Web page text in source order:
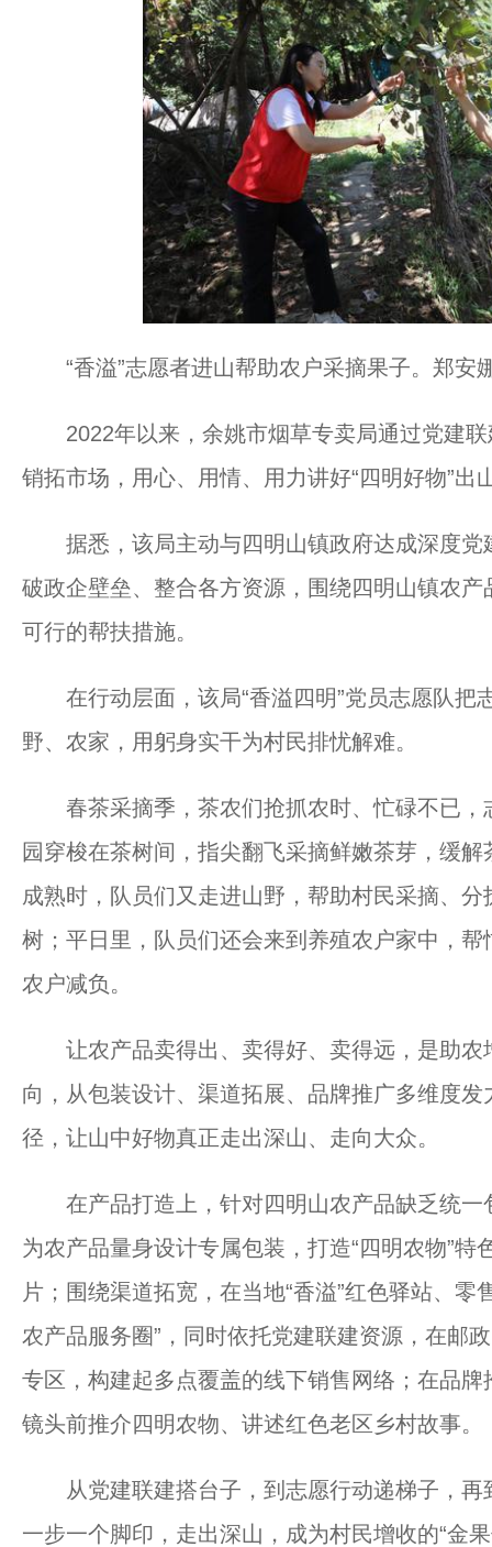
“香溢”志愿者进山帮助农户采摘果子。郑安
2022年以来，余姚市烟草专卖局通过党建联
销拓市场，用心、用情、用力讲好“四明好物”出
据悉，该局主动与四明山镇政府达成深度党
破政企壁垒、整合各方资源，围绕四明山镇农
可行的帮扶措施。
在行动层面，该局“香溢四明”党员志愿队把
野、农家，用躬身实干为村民排忧解难。
春茶采摘季，茶农们抢抓农时、忙碌不已，
园穿梭在茶树间，指尖翻飞采摘鲜嫩茶芽，缓
成熟时，队员们又走进山野，帮助村民采摘、
树；平日里，队员们还会来到养殖农户家中，
农户减负。
让农产品卖得出、卖得好、卖得远，是助农
向，从包装设计、渠道拓展、品牌推广多维度发
径，让山中好物真正走出深山、走向大众。
在产品打造上，针对四明山农产品缺乏统一
为农产品量身设计专属包装，打造“四明农物”特
片；围绕渠道拓宽，在当地“香溢”红色驿站、零
农产品服务圈”，同时依托党建联建资源，在邮
专区，构建起多点覆盖的线下销售网络；在品牌
镜头前推介四明农物、讲述红色老区乡村故事。
从党建联建搭台子，到志愿行动递梯子，再
一步一个脚印，走出深山，成为村民增收的“金果